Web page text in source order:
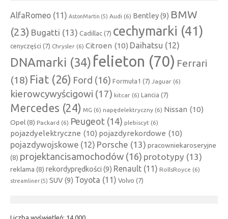
AlfaRomeo (11) AstonMartin (5) Audi (6) Bentley(9) BMW
(23) Bugatti (13) Cadillac (7) cechymarki (41)
cenyczęści (7) Chrysler (6) Citroen (10) Daihatsu (12)
DNAmarki (34) felieton (70) Ferrari
(18) Fiat (26) Ford (16) Formuła1 (7) Jaguar (6)
kierowcywyścigowi (17) kitcar (6) Lancia (7)
Mercedes (24) MG (6) napędelektryczny (6) Nissan (10)
Opel(8) Packard (6) Peugeot (14) plebiscyt (6)
pojazdyelektryczne (10) pojazdyrekordowe (10)
pojazdywojskowe (12) Porsche (13) pracowniekaroseryjne
(8) projektancisamochodów (16) prototypy (13)
reklama (8) rekordyprędkości (9) Renault (11) RollsRoyce (6)
streamliner (5) SUV(9) Toyota (11) Volvo (7)
Liczba wyświetleń: 14 000